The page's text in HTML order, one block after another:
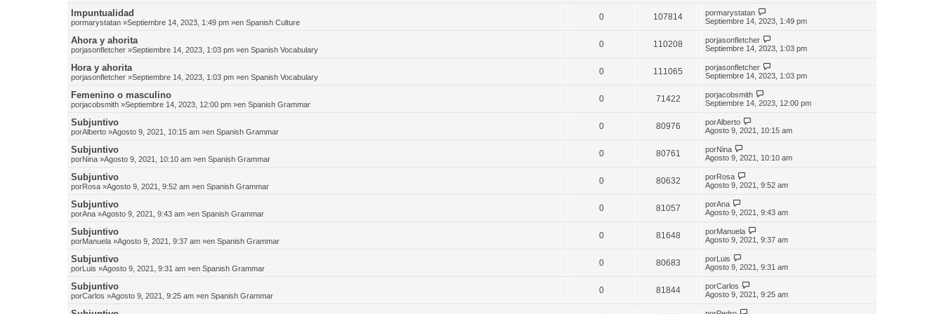
Impuntualidad
pormarystatan »Septiembre 14, 2023, 1:49 pm »en Spanish Culture
0 107814 pormarystatan
Septiembre 14, 2023, 1:49 pm
Ahora y ahorita
porjasonfletcher »Septiembre 14, 2023, 1:03 pm »en Spanish Vocabulary
0 110208 porjasonfletcher
Septiembre 14, 2023, 1:03 pm
Hora y ahorita
porjasonfletcher »Septiembre 14, 2023, 1:03 pm »en Spanish Vocabulary
0 111065 porjasonfletcher
Septiembre 14, 2023, 1:03 pm
Femenino o masculino
porjacobsmith »Septiembre 14, 2023, 12:00 pm »en Spanish Grammar
0 71422 porjacobsmith
Septiembre 14, 2023, 12:00 pm
Subjuntivo
porAlberto »Agosto 9, 2021, 10:15 am »en Spanish Grammar
0 80976 porAlberto
Agosto 9, 2021, 10:15 am
Subjuntivo
porNina »Agosto 9, 2021, 10:10 am »en Spanish Grammar
0 80761 porNina
Agosto 9, 2021, 10:10 am
Subjuntivo
porRosa »Agosto 9, 2021, 9:52 am »en Spanish Grammar
0 80632 porRosa
Agosto 9, 2021, 9:52 am
Subjuntivo
porAna »Agosto 9, 2021, 9:43 am »en Spanish Grammar
0 81057 porAna
Agosto 9, 2021, 9:43 am
Subjuntivo
porManuela »Agosto 9, 2021, 9:37 am »en Spanish Grammar
0 81648 porManuela
Agosto 9, 2021, 9:37 am
Subjuntivo
porLuis »Agosto 9, 2021, 9:31 am »en Spanish Grammar
0 80683 porLuis
Agosto 9, 2021, 9:31 am
Subjuntivo
porCarlos »Agosto 9, 2021, 9:25 am »en Spanish Grammar
0 81844 porCarlos
Agosto 9, 2021, 9:25 am